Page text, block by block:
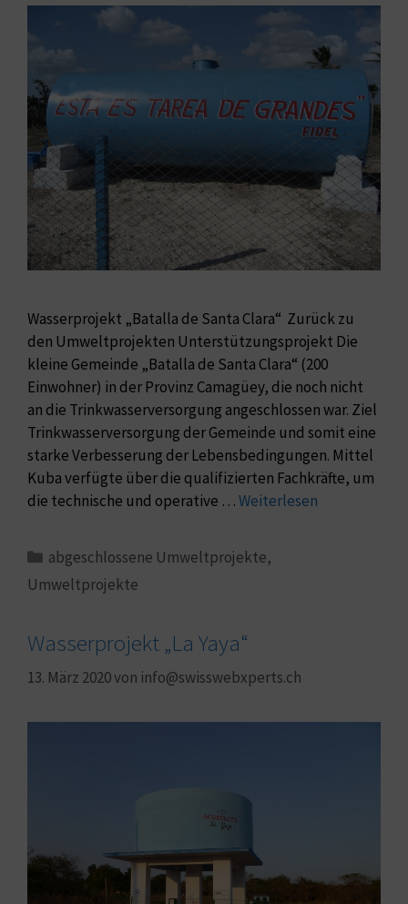
Wasserprojekt „Batalla de Santa Clara“ ​ Zurück zu
den Umweltprojekten Unterstützungsprojekt Die
kleine Gemeinde „Batalla de Santa Clara“ (200
Einwohner) in der Provinz Camagüey, die noch nicht
an die Trinkwasserversorgung angeschlossen war. Ziel
Trinkwasserversorgung der Gemeinde und somit eine
starke Verbesserung der Lebensbedingungen. Mittel
Kuba verfügte über die qualifizierten Fachkräfte, um
die technische und operative …Weiterlesen
abgeschlossene Umweltprojekte,
Umweltprojekte
Wasserprojekt „La Yaya“​
13. März 2020von info@swisswebxperts.ch